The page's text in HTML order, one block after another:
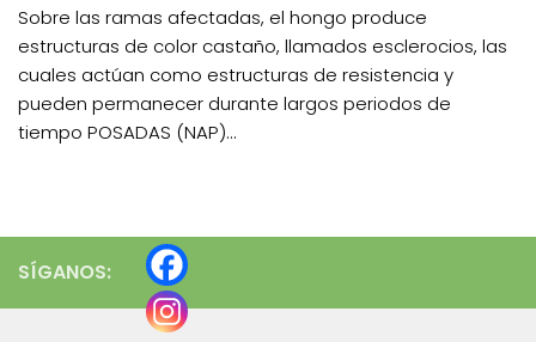
Sobre las ramas afectadas, el hongo produce
estructuras de color castaño, llamados esclerocios, las
cuales actúan como estructuras de resistencia y
pueden permanecer durante largos periodos de
tiempo POSADAS (NAP)...
SÍGANOS: